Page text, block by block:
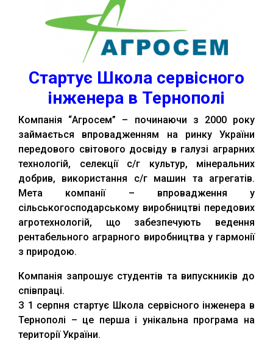
Стартує Школа сервісного
інженера в Тернополі
Компанія “Агросем” – починаючи з 2000 року
займається впровадженням на ринку України
передового світового досвіду в галузі аграрних
технологій, селекції с/г культур, мінеральних
добрив, використання с/г машин та агрегатів.
Мета компанії – впровадження у
сільськогосподарському виробництві передових
агротехнологій, що забезпечують ведення
рентабельного аграрного виробництва у гармонії
з природою.
Компанія запрошує студентів та випускників до
співпраці.
З 1 серпня стартує Школа сервісного інженера в
Тернополі – це перша і унікальна програма на
території України.